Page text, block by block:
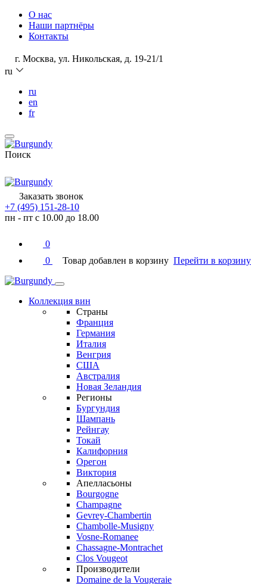
О нас
Наши партнёры
Контакты
г. Москва, ул. Никольская, д. 19-21/1
ru
ru
en
fr
Поиск
Заказать звонок
+7 (495) 151-28-10
пн - пт с 10.00 до 18.00
0
0
Товар добавлен в корзину Перейти в корзину
Коллекция вин
Страны
Франция
Германия
Италия
Венгрия
США
Австралия
Новая Зеландия
Регионы
Бургундия
Шампань
Рейнгау
Токай
Калифорния
Орегон
Виктория
Апелласьоны
Bourgogne
Champagne
Gevrey-Chambertin
Chambolle-Musigny
Vosne-Romanee
Chassagne-Montrachet
Clos Vougeot
Производители
Domaine de la Vougeraie